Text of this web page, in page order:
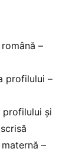
–
profilului –
profilului și
–